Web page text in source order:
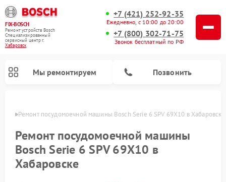
FIX-BOSCH
Ремонт устройств Bosch
Специализированный
cервисный центр г.
Хабаровск
+7 (421) 252-92-35
Ежедневно, с 10:00 до 20:00
+7 (800) 302-71-75
Звонок бесплатный по РФ
Мы ремонтируем Позвонить
Ремонт посудомоечной машины Bosch Serie 6 SPV 69X10 в Хабаровске
Ремонт посудомоечной машины
Bosch Serie 6 SPV 69X10 в
Хабаровске